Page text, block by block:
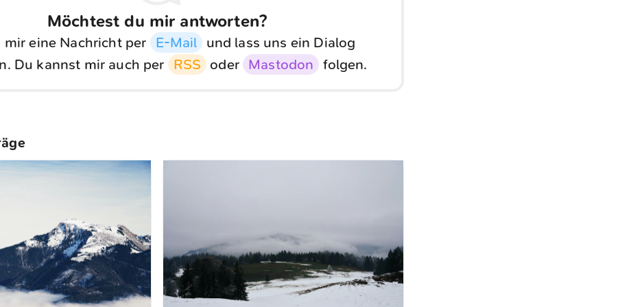
Möchtest du mir antworten?
mir eine Nachricht per E-Mail
und lass uns ein Dialog
Du kannst mir auch per
RSS oder Mastodon folgen.